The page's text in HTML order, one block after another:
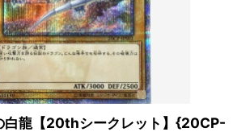
白龍【20thシークレット】{20CP-